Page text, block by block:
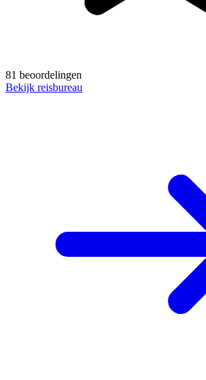
81 beoordelingen
Bekijk reisbureau